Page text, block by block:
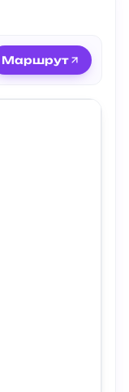
Маршрут